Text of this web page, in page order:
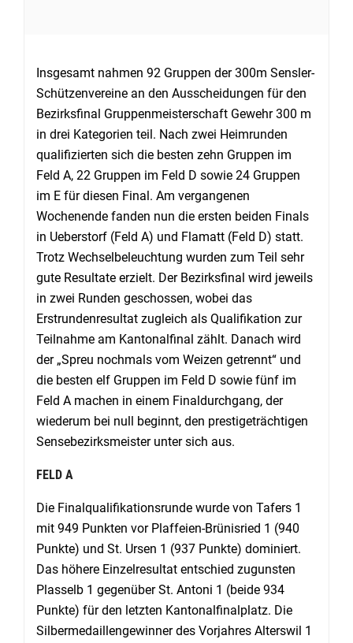
Insgesamt nahmen 92 Gruppen der 300m Sensler-
Schützenvereine an den Ausscheidungen für den
Bezirksfinal Gruppenmeisterschaft Gewehr 300 m
in drei Kategorien teil. Nach zwei Heimrunden
qualifizierten sich die besten zehn Gruppen im
Feld A, 22 Gruppen im Feld D sowie 24 Gruppen
im E für diesen Final. Am vergangenen
Wochenende fanden nun die ers­ten beiden Finals
in Ueberstorf (Feld A) und Flamatt (Feld D) statt.
Trotz Wechselbeleuch­tung wurden zum Teil sehr
gute Resultate erzielt. Der Bezirksfinal wird jeweils
in zwei Run­den geschossen, wobei das
Erstrundenresultat zugleich als Qualifikation zur
Teilnahme am Kantonalfinal zählt. Danach wird
der „Spreu nochmals vom Weizen getrennt“ und
die besten elf Gruppen im Feld D sowie fünf im
Feld A machen in einem Finaldurchgang, der
wiederum bei null beginnt, den prestigeträchtigen
Sensebezirksmeister unter sich aus.
FELD A
Die Finalqualifikationsrunde wurde von Tafers 1
mit 949 Punkten vor Plaffeien-Brünisried 1 (940
Punkte) und St. Ursen 1 (937 Punkte) dominiert.
Das höhere Einzelresultat entschied zugunsten
Plasselb 1 gegenüber St. Antoni 1 (beide 934
Punkte) für den letzten Kantonalfi­nalplatz. Die
Silbermedaillengewinner des Vorjahres Alterswil 1